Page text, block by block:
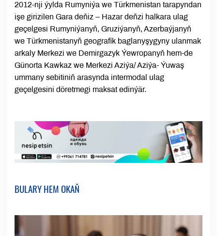
2012-nji ýylda Rumyniýa we Türkmenistan tarapyndan
işe girizilen Gara deňiz – Hazar deňzi halkara ulag
geçelgesi Rumyniýanyň, Gruziýanyň, Azerbaýjanyň
we Türkmenistanyň geografik baglanyşygyny ulanmak
arkaly Merkezi we Demirgazyk Ýewropanyň hem-de
Günorta Kawkaz we Merkezi Aziýa/ Aziýa- Ýuwaş
ummany sebitiniň arasynda intermodal ulag
geçelgesini döretmegi maksat edinýär.
BULARY HEM OKAŇ